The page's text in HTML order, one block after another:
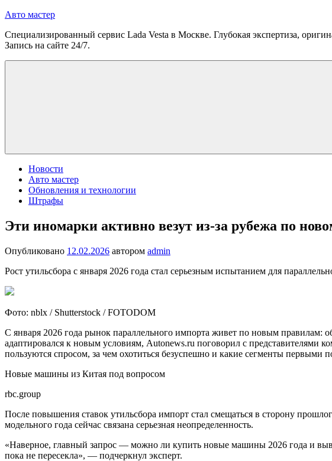
Перейти
содержимому
Авто мастер
Специализированный сервис Lada Vesta в Москве. Глубокая экспертиза,
Запись на сайте 24/7.
Новости
Авто мастер
Обновления и технологии
Штрафы
Эти иномарки активно везут из-за рубежа по
Опубликовано 12.02.2026 автором admin
Рост утильсбора с января 2026 года стал серьезным испытанием для
Фото: nblx / Shutterstock / FOTODOM
С января 2026 года рынок параллельного импорта живет по новым правилам:
адаптировался к новым условиям, Autonews.ru поговорил с
пользуются спросом, за чем охотиться безуспешно и какие сегменты первыми
Новые машины из Китая под вопросом
rbc.group
После повышения ставок утильсбора импорт стал смещаться в сторону
модельного года сейчас связана серьезная неопределенность.
«Наверное, главный запрос — можно ли купить новые машины 2026 года и
пока не пересекла», — подчеркнул эксперт.